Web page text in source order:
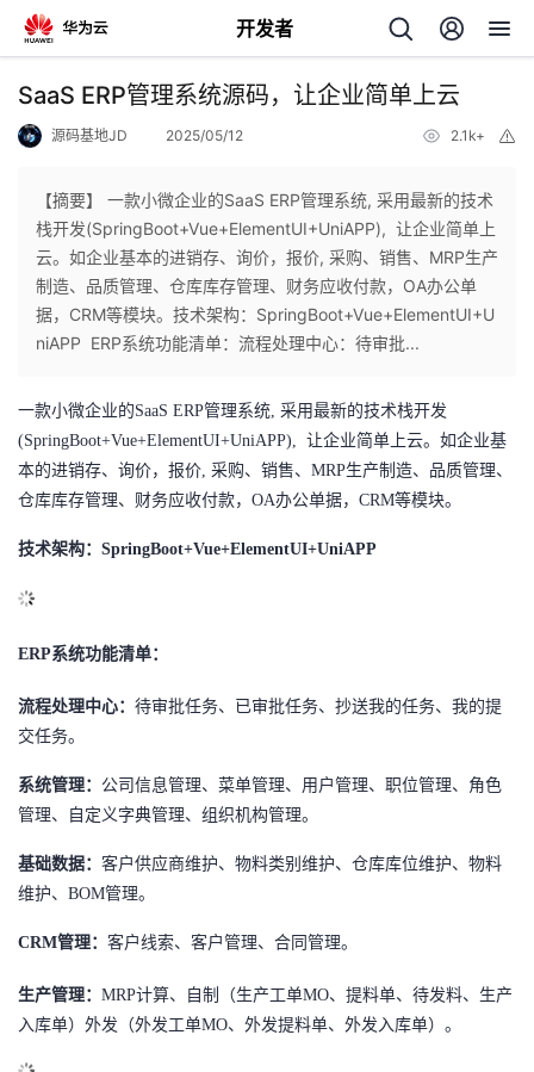
开发者
返
个
人
主
页
我
的
开
博
客
的
论
坛
我
的
圈
我
的
我
动
关
我
的
学
堂
我
的
我
证
实
的
我
的
我
我
的
技
持
我
的
建
SaaS ERP管理系统源码，让企业简单上云
源码基地JD 2025/05/12 2.1k+
【摘要】 一款小微企业的SaaS ERP管理系统, 采用最新的技术
栈开发(SpringBoot+Vue+ElementUI+UniAPP), 让企业简单上
云。如企业基本的进销存、询价，报价, 采购、销售、MRP生产
制造、品质管理、仓库库存管理、财务应收付款，OA办公单
据，CRM等模块。技术架构：SpringBoot+Vue+ElementUI+U
niAPP ERP系统功能清单：流程处理中心：待审批...
一款小微企业的SaaS ERP管理系统, 采用最新的技术栈开发
(SpringBoot+Vue+ElementUI+UniAPP), 让企业简单上云。 如企业基
本的进销存、询价，报价, 采购、销售、MRP生产制造、品质管理、
仓库库存管理、财务应收付款， OA办公单据， CRM等模块。
技术架构： SpringBoot+Vue+ElementUI+UniAPP
ERP系统功能清单：
流程处理中心： 待审批任务、已审批任务、抄送我的任务、我的提
交任务。
系统管理： 公司信息管理、菜单管理、用户管理、职位管理、角色
管理、自定义字典管理、组织机构管理。
基础数据： 客户供应商维护、物料类别维护、仓库库位维护、物料
维护、 BOM管理。
CRM管理： 客户线索、客户管理、合同管理。
生产管理： MRP计算、自制（生产工单MO、 提料单、待发料、生产
入库单） 外发（外发工单MO、外发提料单、外发入库单） 。